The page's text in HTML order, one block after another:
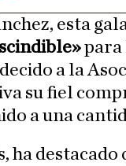
esta
para
a la
su fiel
a una
ha